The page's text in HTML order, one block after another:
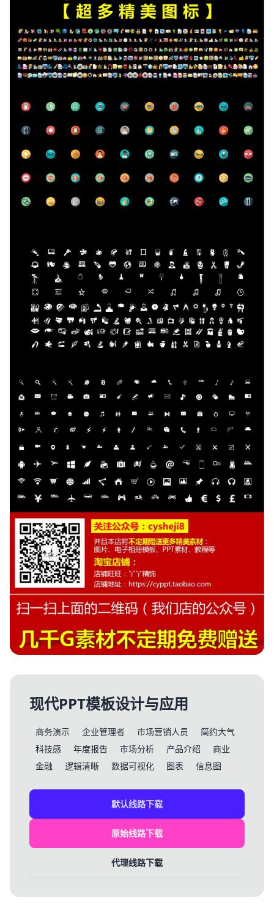
现代PPT模板设计与应用
商务演示 企业管理者 市场营销人员
简约大气
科技感
年度报告 市场分析 产品介绍
商业
金融
逻辑清晰 数据可视化 图表 信息图
默认线路下载
原始线路下载
代理线路下载